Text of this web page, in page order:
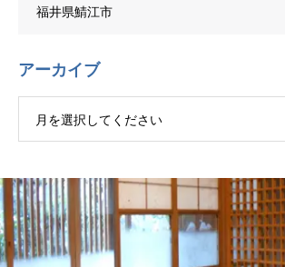
福井県鯖江市
アーカイブ
月を選択してください